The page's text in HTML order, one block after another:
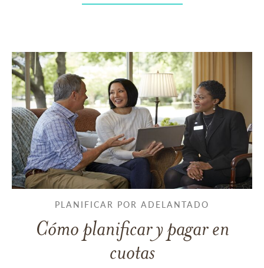
PLANIFICAR POR ADELANTADO
Cómo planificar y pagar en
cuotas